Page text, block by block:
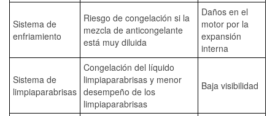
Sistema de
enfriamiento
Riesgo de congelación si la
mezcla de anticongelante
está muy diluida
Daños en el
motor por la
expansión
interna
Sistema de
limpiaparabrisas
Congelación del líquido
limpiaparabrisas y menor
desempeño de los
limpiaparabrisas
Baja visibilidad